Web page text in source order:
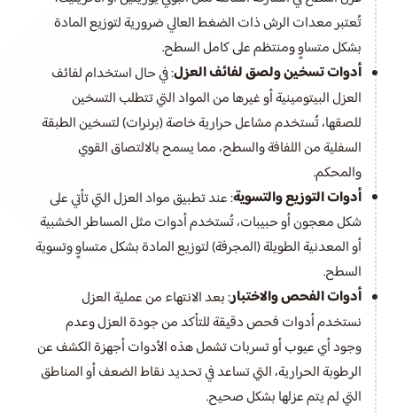
تُعتبر معدات الرش ذات الضغط العالي ضرورية لتوزيع المادة
بشكل متساوٍ ومنتظم على كامل السطح.
أدوات تسخين ولصق لفائف العزل: في حال استخدام لفائف
العزل البيتومينية أو غيرها من المواد التي تتطلب التسخين
للصقها، تُستخدم مشاعل حرارية خاصة (برنرات) لتسخين الطبقة
السفلية من اللفافة والسطح، مما يسمح بالالتصاق القوي
والمحكم.
أدوات التوزيع والتسوية: عند تطبيق مواد العزل التي تأتي على
شكل معجون أو حبيبات، تُستخدم أدوات مثل المساطر الخشبية
أو المعدنية الطويلة (المجرفة) لتوزيع المادة بشكل متساوٍ وتسوية
السطح.
أدوات الفحص والاختبار: بعد الانتهاء من عملية العزل
نستخدم أدوات فحص دقيقة للتأكد من جودة العزل وعدم
وجود أي عيوب أو تسربات تشمل هذه الأدوات أجهزة الكشف عن
الرطوبة الحرارية، التي تساعد في تحديد نقاط الضعف أو المناطق
التي لم يتم عزلها بشكل صحيح.